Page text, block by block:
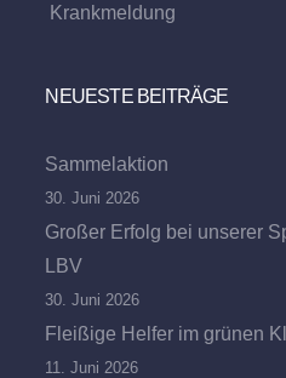
Krankmeldung
NEUESTE BEITRÄGE
Sammelaktion
30. Juni 2026
Großer Erfolg bei unserer
LBV
30. Juni 2026
Fleißige Helfer im grünen
11. Juni 2026